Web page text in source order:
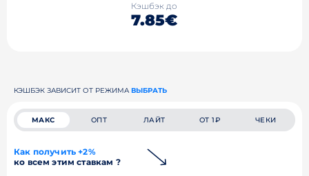
Кэшбэк до
7.85€
КЭШБЭК ЗАВИСИТ ОТ РЕЖИМА ВЫБРАТЬ
МАКС ОПТ ЛАЙТ ОТ 1₽ ЧЕКИ
Как получить +2%
ко всем этим ставкам ?